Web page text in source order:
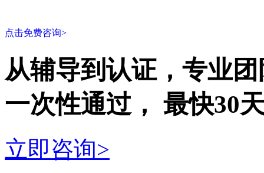
点击免费咨询>
从辅导到认证，专业
一次性通过， 最快30
立即咨询>